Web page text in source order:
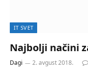
IT SVET
Najbolji načini
Dagi 2. avgust 2018.